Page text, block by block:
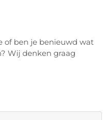
of ben je benieuwd wat
Wij denken graag